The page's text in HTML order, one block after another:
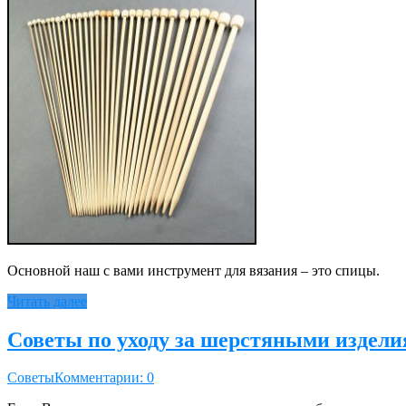
Основной наш с вами инструмент для вязания – это спицы.
Читать далее
Советы по уходу за шерстяными
СоветыКомментарии: 0